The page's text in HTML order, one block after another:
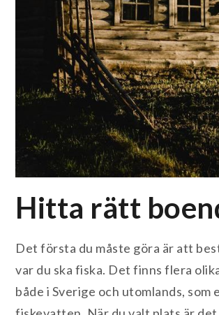
Hitta rätt
Det första du måste göra är att
var du ska fiska. Det finns flera
både i Sverige och utomlands, som